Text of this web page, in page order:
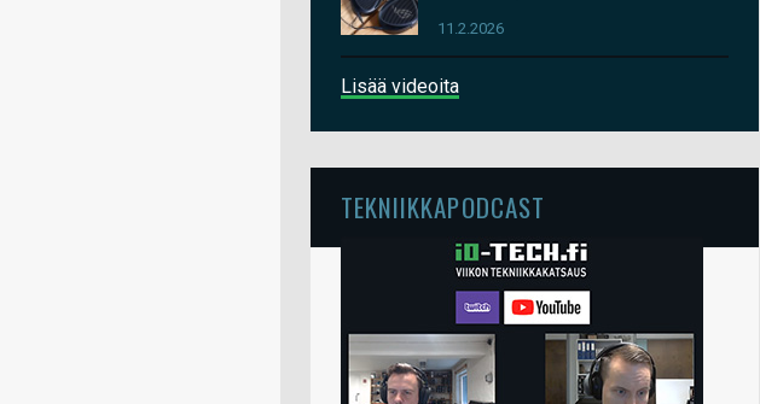
11.2.2026
Lisää videoita
TEKNIIKKAPODCAST